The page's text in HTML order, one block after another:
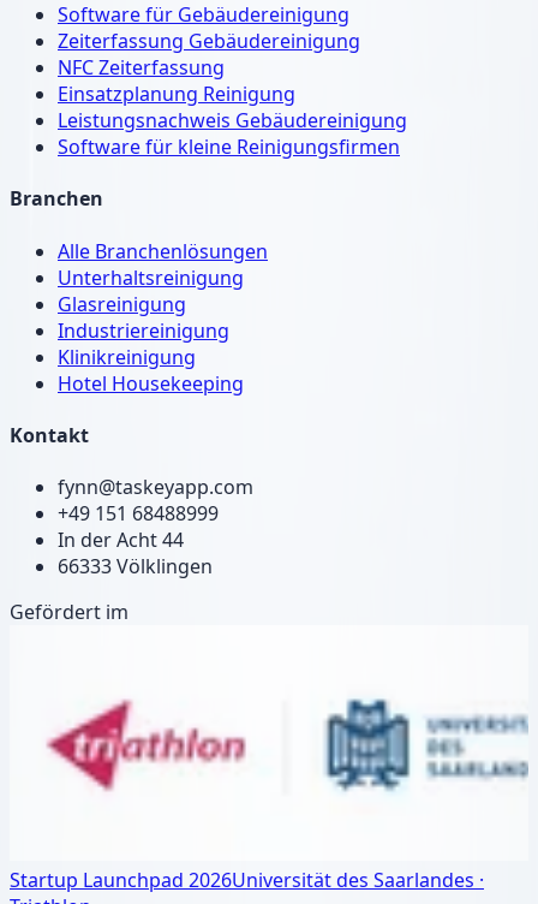
Software für Gebäudereinigung
Zeiterfassung Gebäudereinigung
NFC Zeiterfassung
Einsatzplanung Reinigung
Leistungsnachweis Gebäudereinigung
Software für kleine Reinigungsfirmen
Branchen
Alle Branchenlösungen
Unterhaltsreinigung
Glasreinigung
Industriereinigung
Klinikreinigung
Hotel Housekeeping
Kontakt
fynn@taskeyapp.com
+49 151 68488999
In der Acht 44
66333 Völklingen
Gefördert im
Startup Launchpad 2026Universität des Saarlandes ·